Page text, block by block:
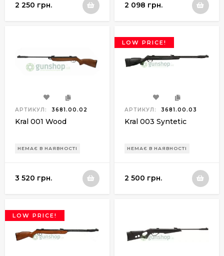
2 250 грн. 2 098 грн.
АРТИКУЛ: 3681.00.02
Kral 001 Wood
НЕМАЄ В НАЯВНОСТІ
3 520 грн.
LOW PRICE!
АРТИКУЛ: 3681.00.03
Kral 003 Syntetic
НЕМАЄ В НАЯВНОСТІ
2 500 грн.
LOW PRICE!